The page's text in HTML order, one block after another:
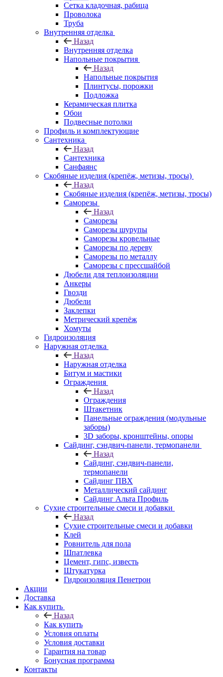
Сетка кладочная, рабица
Проволока
Труба
Внутренняя отделка
Назад
Внутренняя отделка
Напольные покрытия
Назад
Напольные покрытия
Плинтусы, порожки
Подложка
Керамическая плитка
Обои
Подвесные потолки
Профиль и комплектующие
Сантехника
Назад
Сантехника
Санфаянс
Скобяные изделия (крепёж, метизы, тросы)
Назад
Скобяные изделия (крепёж, метизы, тросы)
Саморезы
Назад
Саморезы
Саморезы шурупы
Саморезы кровельные
Саморезы по дереву
Саморезы по металлу
Саморезы с прессшайбой
Дюбели для теплоизоляции
Анкеры
Гвозди
Дюбели
Заклепки
Метрический крепёж
Хомуты
Гидроизоляция
Наружная отделка
Назад
Наружная отделка
Битум и мастики
Ограждения
Назад
Ограждения
Штакетник
Панельные ограждения (модульные
заборы)
3D заборы, кронштейны, опоры
Cайдинг, сэндвич-панели, термопанели
Назад
Cайдинг, сэндвич-панели,
термопанели
Сайдинг ПВХ
Металлический сайдинг
Сайдинг Альта Профиль
Сухие строительные смеси и добавки
Назад
Сухие строительные смеси и добавки
Клей
Ровнитель для пола
Шпатлевка
Цемент, гипс, известь
Штукатурка
Гидроизоляция Пенетрон
Акции
Доставка
Как купить
Назад
Как купить
Условия оплаты
Условия доставки
Гарантия на товар
Бонусная программа
Контакты